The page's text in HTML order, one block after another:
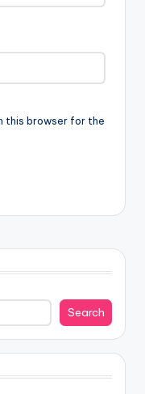
this browser for the
Search